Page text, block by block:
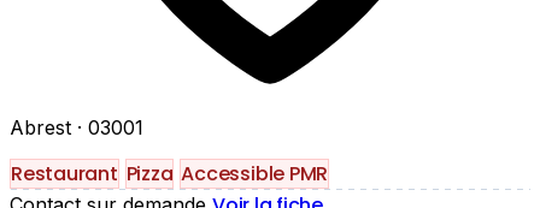
Abrest · 03001
Restaurant Pizza Accessible PMR